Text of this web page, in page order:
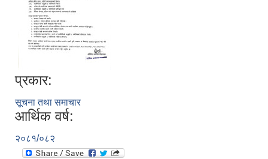
प्रकार:
सूचना तथा समाचार
आर्थिक वर्ष:
२०८१/०८२